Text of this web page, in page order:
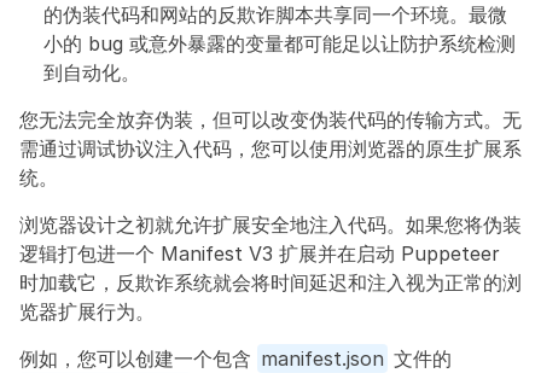
的伪装代码和网站的反欺诈脚本共享同一个环境。最微
小的 bug 或意外暴露的变量都可能足以让防护系统检测
到自动化。
您无法完全放弃伪装，但可以改变伪装代码的传输方式。无
需通过调试协议注入代码，您可以使用浏览器的原生扩展系
统。
浏览器设计之初就允许扩展安全地注入代码。如果您将伪装
逻辑打包进一个 Manifest V3 扩展并在启动 Puppeteer
时加载它，反欺诈系统就会将时间延迟和注入视为正常的浏
览器扩展行为。
例如，您可以创建一个包含 manifest.json